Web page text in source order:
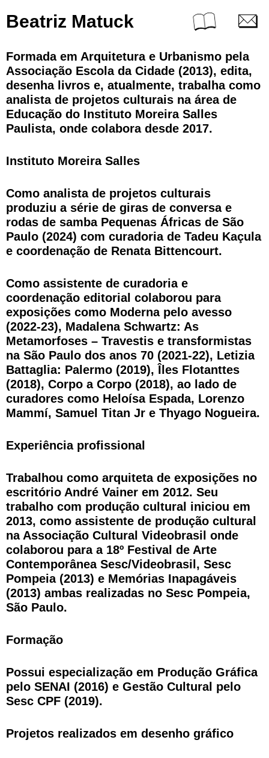
Beatriz Matuck
Formada em Arquitetura e Urbanismo pela
Associação Escola da Cidade (2013), edita,
desenha livros e, atualmente, trabalha como
analista de projetos culturais na área de
Educação do Instituto Moreira Salles
Paulista, onde colabora desde 2017.
Instituto Moreira Salles
Como analista de projetos culturais
produziu a série de giras de conversa e
rodas de samba Pequenas Áfricas de São
Paulo (2024) com curadoria de Tadeu Kaçula
e coordenação de Renata Bittencourt.
Como assistente de curadoria e
coordenação editorial colaborou para
exposições como Moderna pelo avesso
(2022-23), Madalena Schwartz: As
Metamorfoses – Travestis e transformistas
na São Paulo dos anos 70 (2021-22), Letizia
Battaglia: Palermo (2019), Îles Flotanttes
(2018), Corpo a Corpo (2018), ao lado de
curadores como Heloísa Espada, Lorenzo
Mammí, Samuel Titan Jr e Thyago Nogueira.
Experiência profissional
Trabalhou como arquiteta de exposições no
escritório André Vainer em 2012. Seu
trabalho com produção cultural iniciou em
2013, como assistente de produção cultural
na Associação Cultural Videobrasil onde
colaborou para a 18º Festival de Arte
Contemporânea Sesc/Videobrasil, Sesc
Pompeia (2013) e Memórias Inapagáveis
(2013) ambas realizadas no Sesc Pompeia,
São Paulo.
Formação
Possui especialização em Produção Gráfica
pelo SENAI (2016) e Gestão Cultural pelo
Sesc CPF (2019).
Projetos realizados em desenho gráfico